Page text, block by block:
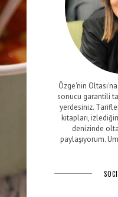
Özge'nin
sonucu garantili
yerdesiniz.
kitapları,
denizinde
paylaşıyorum.